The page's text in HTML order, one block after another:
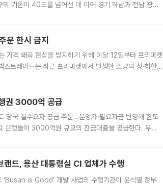
기온이 40도를 넘어선 데 이어 경기 하남과 전남 광양
문 한시 금지
가격 왜곡 현상을 방지하기 위해 이달 12일부터 프리마켓
트레이드는 최근 프리마켓에서 발생한 소량의 상·하한
권 3000억 공급
당국 실수요자 공급 주문…분양가·필요자금 반영해 한도
은행들이 3000억원 규모의 잔금대출을 공급한다. 우리
, 용산 대통령실 CI 업체가 수행
‘Busan is Good’ 개발 사업의 수행기관이 윤석열 정부